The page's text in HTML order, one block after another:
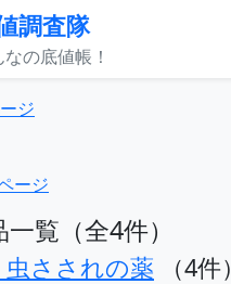
調査隊
の底値帳！
ジ
ージ
覧（全4件）
虫さされの薬 （4件）